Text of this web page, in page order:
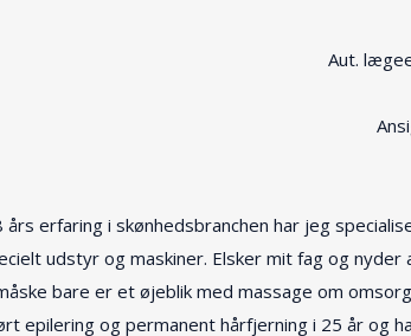
Aut.
års erfaring i skønhedsbranchen har jeg
udstyr og maskiner. Elsker mit fag og
bare er et øjeblik med massage om
epilering og permanent hårfjerning i 25 år og